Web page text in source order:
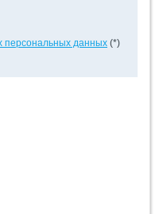
персональных данных (*)